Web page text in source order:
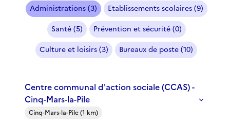
Administrations (3)
Etablissements scolaires (9)
Santé (5)
Prévention et sécurité (0)
Culture et loisirs (3)
Bureaux de poste (10)
Centre communal d'action sociale (CCAS) -
Cinq-Mars-la-Pile
Cinq-Mars-la-Pile (1 km)